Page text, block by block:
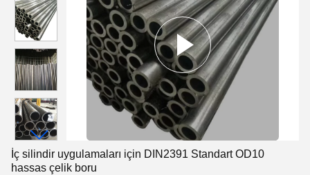
İç silindir uygulamaları için DIN2391 Standart OD10
hassas çelik boru